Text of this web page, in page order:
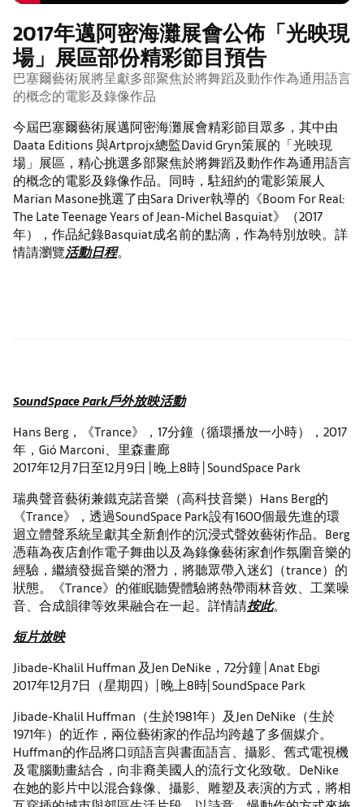
2017年邁阿密海灘展會公佈「光映現
場」展區部份精彩節目預告
巴塞爾藝術展將呈獻多部聚焦於將舞蹈及動作作為通用語言
的概念的電影及錄像作品
今屆巴塞爾藝術展邁阿密海灘展會精彩節目眾多，其中由
Daata Editions 與Artprojx總監David Gryn策展的「光映現
場」展區，精心挑選多部聚焦於將舞蹈及動作作為通用語言
的概念的電影及錄像作品。同時，駐紐約的電影策展人
Marian Masone挑選了由Sara Driver執導的《Boom For Real:
The Late Teenage Years of Jean-Michel Basquiat》（2017
年），作品紀錄Basquiat成名前的點滴，作為特別放映。詳
情請瀏覽活動日程。
SoundSpace Park戶外放映活動
Hans Berg，《Trance》，17分鐘（循環播放一小時），2017
年，Gió Marconi、里森畫廊
2017年12月7日至12月9日 | 晚上8時 | SoundSpace Park
瑞典聲音藝術兼鐵克諾音樂（高科技音樂）Hans Berg的
《Trance》，透過SoundSpace Park設有1600個最先進的環
迴立體聲系統呈獻其全新創作的沉浸式聲效藝術作品。Berg
憑藉為夜店創作電子舞曲以及為錄像藝術家創作氛圍音樂的
經驗，繼續發掘音樂的潛力，將聽眾帶入迷幻（trance）的
狀態。《Trance》的催眠聽覺體驗將熱帶雨林音效、工業噪
音、合成韻律等效果融合在一起。詳情請按此。
短片放映
Jibade-Khalil Huffman 及Jen DeNike，72分鐘 | Anat Ebgi
2017年12月7日（星期四）| 晚上8時| SoundSpace Park
Jibade-Khalil Huffman（生於1981年）及Jen DeNike（生於
1971年）的近作，兩位藝術家的作品均跨越了多個媒介。
Huffman的作品將口頭語言與書面語言、攝影、舊式電視機
及電腦動畫結合，向非裔美國人的流行文化致敬。DeNike
在她的影片中以混合錄像、攝影、雕塑及表演的方式，將相